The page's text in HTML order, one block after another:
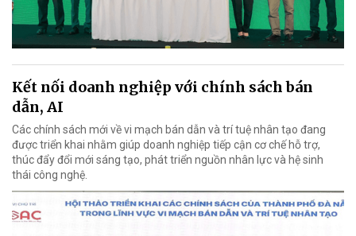
Kết nối doanh nghiệp với chính sách bán
dẫn, AI
Các chính sách mới về vi mạch bán dẫn và trí tuệ nhân tạo đang
được triển khai nhằm giúp doanh nghiệp tiếp cận cơ chế hỗ trợ,
thúc đẩy đổi mới sáng tạo, phát triển nguồn nhân lực và hệ sinh
thái công nghệ.